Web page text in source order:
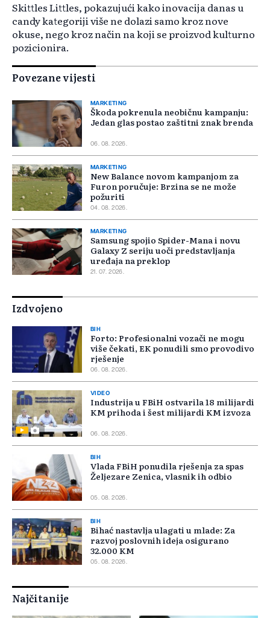
Skittles Littles, pokazujući kako inovacija danas u
candy kategoriji više ne dolazi samo kroz nove
okuse, nego kroz način na koji se proizvod kulturno
pozicionira.
Povezane vijesti
MARKETING
Škoda pokrenula neobičnu kampanju:
Jedan glas postao zaštitni znak brenda
06. 08. 2026.
MARKETING
New Balance novom kampanjom za
Furon poručuje: Brzina se ne može
požuriti
04. 08. 2026.
MARKETING
Samsung spojio Spider-Mana i novu
Galaxy Z seriju uoči predstavljanja
uređaja na preklop
21. 07. 2026.
Izdvojeno
BIH
Forto: Profesionalni vozači ne mogu
više čekati, EK ponudili smo provodivo
rješenje
06. 08. 2026.
VIDEO
Industrija u FBiH ostvarila 18 milijardi
KM prihoda i šest milijardi KM izvoza
06. 08. 2026.
BIH
Vlada FBiH ponudila rješenja za spas
Željezare Zenica, vlasnik ih odbio
05. 08. 2026.
BIH
Bihać nastavlja ulagati u mlade: Za
razvoj poslovnih ideja osigurano
32.000 KM
05. 08. 2026.
Najčitanije